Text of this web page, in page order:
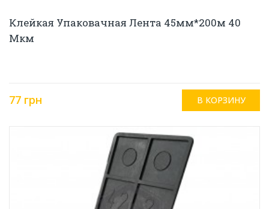
Клейкая Упаковачная Лента 45мм*200м 40
Мкм
77 грн